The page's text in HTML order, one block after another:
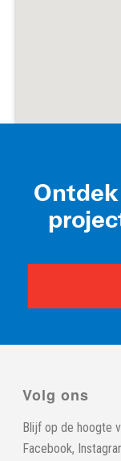
Volg ons
Blijf op de hoogte
Facebook,